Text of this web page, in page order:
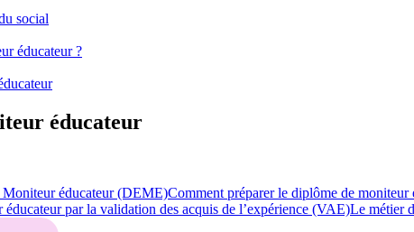
social
éducateur ?
éducateur
Moniteur éducateur (DEME)Comment préparer le diplôme de moniteur
par la validation des acquis de l’expérience (VAE)Le métier